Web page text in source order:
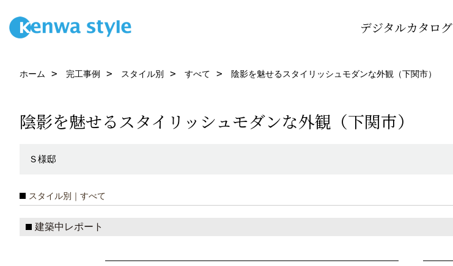
デジタルカタログ
ホーム 完工事例 スタイル別 すべて 陰影を魅せるスタイリッシュモダンな外観（下関市）
陰影を魅せるスタイリッシュモダンな外観（下関市）
Ｓ様邸
スタイル別｜すべて
建築中レポート